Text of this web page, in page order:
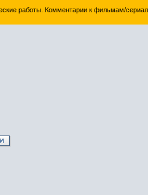
работы. Комментарии к фильмам/